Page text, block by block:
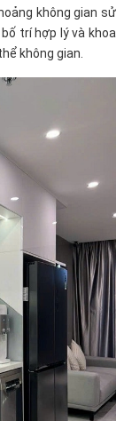
không gian sử
trí hợp lý và khoa
không gian.